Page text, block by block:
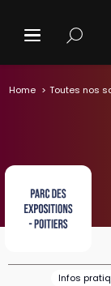
Home Toutes nos
Infos